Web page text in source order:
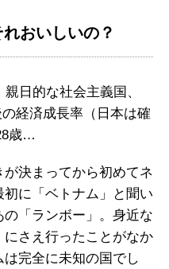
おいしいの？
日的な社会主義国、
経済成長率（日本は確
歳…
決まってから初めてネ
に「ベトナム」と聞い
「ランボー」。身近な
さえ行ったことがなか
完全に未知の国でし